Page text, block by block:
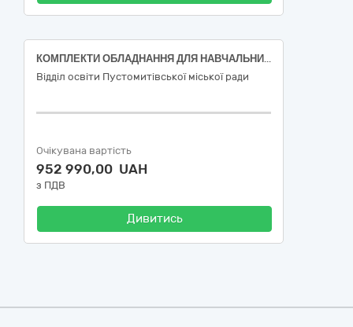
КОМПЛЕКТИ ОБЛАДНАННЯ ДЛЯ НАВЧАЛЬНИХ КАБІНЕТІВ ФІЗИКИ
Відділ освіти Пустомитівської міської ради
Очікувана вартість
952 990,00 UAH
з ПДВ
Дивитись